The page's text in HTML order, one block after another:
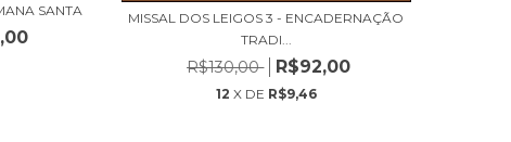
SANTA
MISSAL DOS LEIGOS 3 - ENCADERNAÇÃO
TRADI...
R$130,00 R$92,00
12 X DE R$9,46